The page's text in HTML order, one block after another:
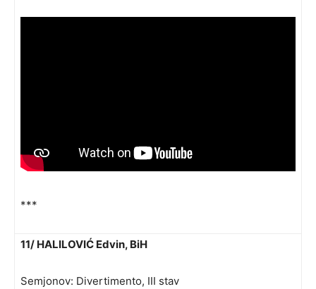
***
11/ HALILOVIĆ Edvin, BiH
Semjonov: Divertimento, III stav